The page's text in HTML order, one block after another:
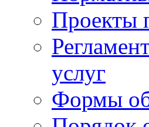
Проекты
услуг
Формы